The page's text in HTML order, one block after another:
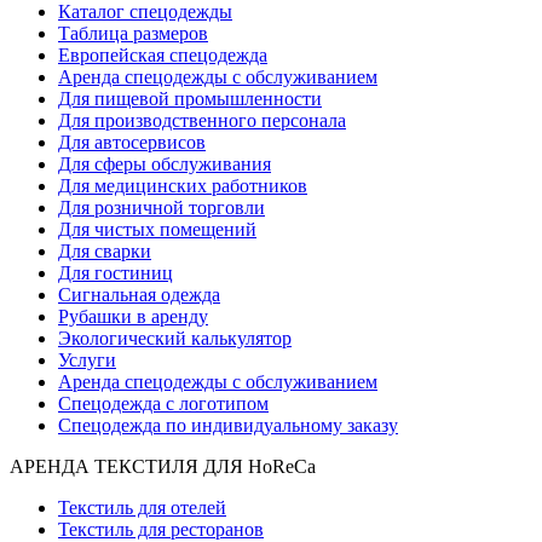
Каталог спецодежды
Таблица размеров
Европейская спецодежда
Аренда спецодежды с обслуживанием
Для пищевой промышленности
Для производственного персонала
Для автосервисов
Для сферы обслуживания
Для медицинских работников
Для розничной торговли
Для чистых помещений
Для сварки
Для гостиниц
Сигнальная одежда
Рубашки в аренду
Экологический калькулятор
Услуги
Аренда спецодежды с обслуживанием
Спецодежда с логотипом
Спецодежда по индивидуальному заказу
АРЕНДА ТЕКСТИЛЯ ДЛЯ HoReCa
Текстиль для отелей
Текстиль для ресторанов